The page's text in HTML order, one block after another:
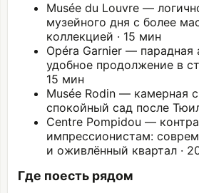
Musée du Louvre —
музейного дня с более
коллекцией · 15 мин
Opéra Garnier — парадная
удобное продолжение в
15 мин
Musée Rodin — камерная
спокойный сад после
Centre Pompidou —
импрессионистам:
и оживлённый квартал ·
Где поесть рядом